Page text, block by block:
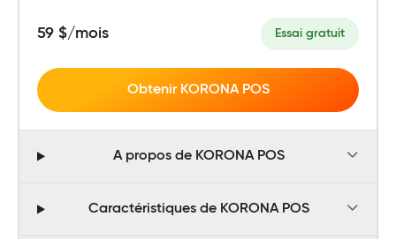
59 $/mois Essai gratuit
Obtenir KORONA POS
A propos de KORONA POS
Caractéristiques de KORONA POS